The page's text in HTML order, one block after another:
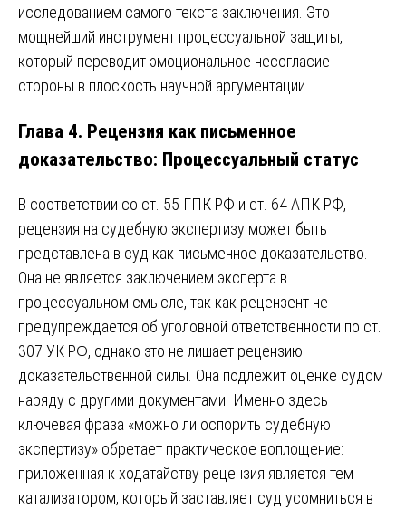
исследованием самого текста заключения. Это
мощнейший инструмент процессуальной защиты,
который переводит эмоциональное несогласие
стороны в плоскость научной аргументации.
Глава 4. Рецензия как письменное
доказательство: Процессуальный статус
В соответствии со ст. 55 ГПК РФ и ст. 64 АПК РФ,
рецензия на судебную экспертизу может быть
представлена в суд как письменное доказательство.
Она не является заключением эксперта в
процессуальном смысле, так как рецензент не
предупреждается об уголовной ответственности по ст.
307 УК РФ, однако это не лишает рецензию
доказательственной силы. Она подлежит оценке судом
наряду с другими документами. Именно здесь
ключевая фраза «можно ли оспорить судебную
экспертизу» обретает практическое воплощение:
приложенная к ходатайству рецензия является тем
катализатором, который заставляет суд усомниться в